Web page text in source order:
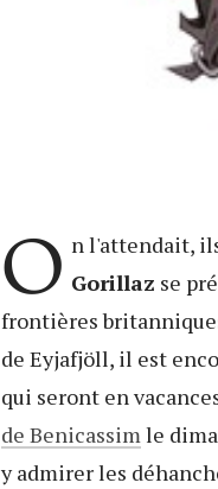
O n l'attendait,
Gorillaz se
frontières
de Eyjafjöll, il est
qui seront en
de Benicassimle
y admirer les